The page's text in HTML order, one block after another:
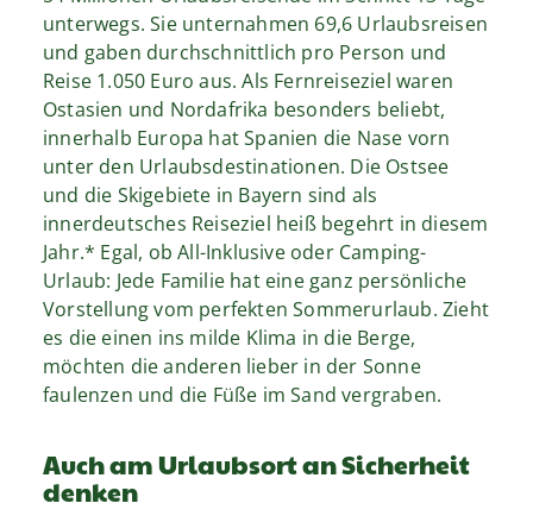
unterwegs. Sie unternahmen 69,6 Urlaubsreisen
und gaben durchschnittlich pro Person und
Reise 1.050 Euro aus. Als Fernreiseziel waren
Ostasien und Nordafrika besonders beliebt,
innerhalb Europa hat Spanien die Nase vorn
unter den Urlaubsdestinationen. Die Ostsee
und die Skigebiete in Bayern sind als
innerdeutsches Reiseziel heiß begehrt in diesem
Jahr.* Egal, ob All-Inklusive oder Camping-
Urlaub: Jede Familie hat eine ganz persönliche
Vorstellung vom perfekten Sommerurlaub. Zieht
es die einen ins milde Klima in die Berge,
möchten die anderen lieber in der Sonne
faulenzen und die Füße im Sand vergraben.
Auch am Urlaubsort an Sicherheit
denken